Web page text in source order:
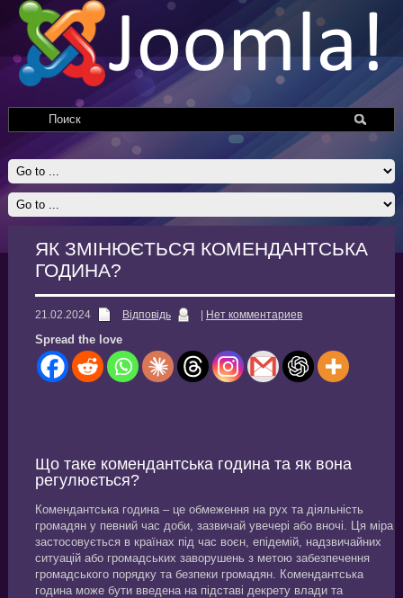
ЯК ЗМІНЮЄТЬСЯ КОМЕНДАНТСЬКА
ГОДИНА?
21.02.2024 Відповідь Нет комментариев
Spread the love
Що таке комендантська година та як вона
регулюється?
Комендантська година – це обмеження на рух та діяльність
громадян у певний час доби, зазвичай увечері або вночі. Ця міра
застосовується в країнах під час воєн, епідемій, надзвичайних
ситуацій або громадських заворушень з метою забезпечення
громадського порядку та безпеки громадян. Комендантська
година може бути введена на підставі декрету влади та